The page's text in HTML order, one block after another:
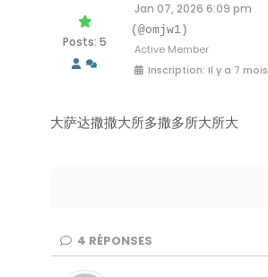
Posts: 5
Jan 07, 2026 6:09 pm
(@omjw1)
Active Member
Inscription: Il y a 7 mois
大萨达撒撒大所多撒多所大所大
4 RÉPONSES